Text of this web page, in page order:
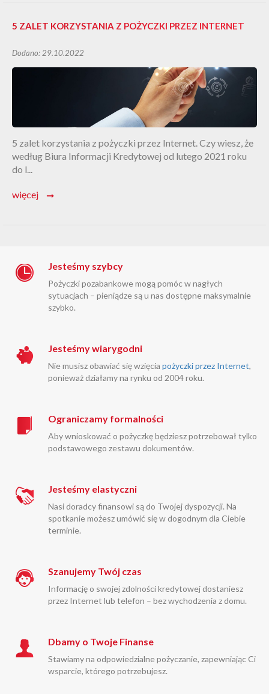
5 ZALET KORZYSTANIA Z POŻYCZKI PRZEZ INTERNET
Dodano: 29.10.2022
5 zalet korzystania z pożyczki przez Internet. Czy wiesz, że
według Biura Informacji Kredytowej od lutego 2021 roku
do l...
więcej ➞
Jesteśmy szybcy
Pożyczki pozabankowe mogą pomóc w nagłych
sytuacjach – pieniądze są u nas dostępne maksymalnie
szybko.
Jesteśmy wiarygodni
Nie musisz obawiać się wzięcia pożyczki przez Internet,
ponieważ działamy na rynku od 2004 roku.
Ograniczamy formalności
Aby wnioskować o pożyczkę będziesz potrzebował tylko
podstawowego zestawu dokumentów.
Jesteśmy elastyczni
Nasi doradcy finansowi są do Twojej dyspozycji. Na
spotkanie możesz umówić się w dogodnym dla Ciebie
terminie.
Szanujemy Twój czas
Informację o swojej zdolności kredytowej dostaniesz
przez Internet lub telefon – bez wychodzenia z domu.
Dbamy o Twoje Finanse
Stawiamy na odpowiedzialne pożyczanie, zapewniając Ci
wsparcie, którego potrzebujesz.